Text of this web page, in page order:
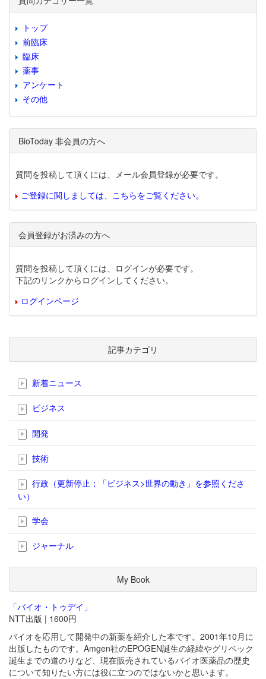
トップ
前臨床
臨床
薬事
アンケート
その他
BioToday 非会員の方へ
質問を投稿して頂くには、メール会員登録が必要です。
ご登録に関しましては、こちらをご覧ください。
会員登録がお済みの方へ
質問を投稿して頂くには、ログインが必要です。
下記のリンクからログインしてください。
ログインページ
記事カテゴリ
新着ニュース
ビジネス
開発
技術
行政（更新停止；「ビジネス>世界の動き」を参照くださ
い）
学会
ジャーナル
My Book
「バイオ・トゥデイ」
NTT出版 | 1600円
バイオを応用して開発中の新薬を紹介した本です。2001年10月に
出版したものです。Amgen社のEPOGEN誕生の経緯やグリベック
誕生までの道のりなど、現在販売されているバイオ医薬品の歴史
について知りたい方には役に立つのではないかと思います。